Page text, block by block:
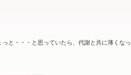
と・・・と思っていたら、代謝と共に薄くなっ